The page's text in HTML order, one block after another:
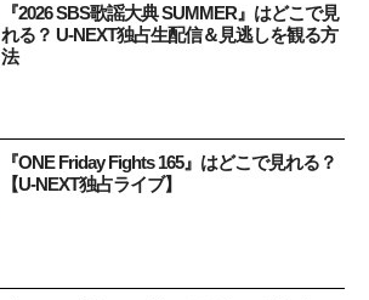
『2026 SBS歌謡大典 SUMMER』はどこで見
れる？ U-NEXT独占生配信＆見逃しを観る方
法
『ONE Friday Fights 165』はどこで見れる？
【U-NEXT独占ライブ】